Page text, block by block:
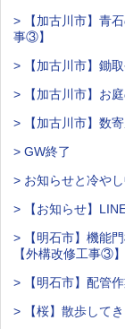
> 【加古川市】青
事③】
> 【加古川市】鋤
> 【加古川市】お
> 【加古川市】数
> GW終了
> お知らせと冷やし
> 【お知らせ】
> 【明石市】機能
【外構改修工事③】
> 【明石市】配管
> 【桜】散歩してき